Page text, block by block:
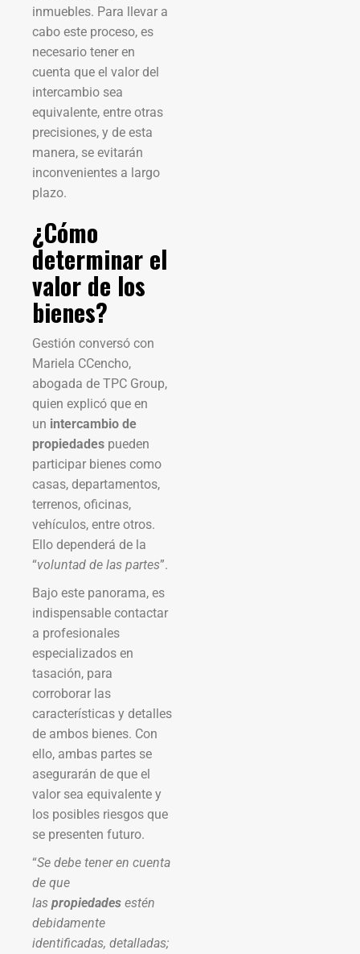
inmuebles. Para llevar a
cabo este proceso, es
necesario tener en
cuenta que el valor del
intercambio sea
equivalente, entre otras
precisiones, y de esta
manera, se evitarán
inconvenientes a largo
plazo.
¿Cómo
determinar el
valor de los
bienes?
Gestión conversó con
Mariela CCencho,
abogada de TPC Group,
quien explicó que en
un intercambio de
propiedades pueden
participar bienes como
casas, departamentos,
terrenos, oficinas,
vehículos, entre otros.
Ello dependerá de la
“voluntad de las partes”.
Bajo este panorama, es
indispensable contactar
a profesionales
especializados en
tasación, para
corroborar las
características y detalles
de ambos bienes. Con
ello, ambas partes se
asegurarán de que el
valor sea equivalente y
los posibles riesgos que
se presenten futuro.
“Se debe tener en cuenta
de que
las propiedades estén
debidamente
identificadas, detalladas;